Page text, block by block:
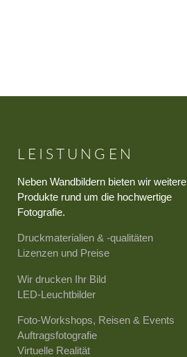
LEISTUNGEN
Neben Wandbildern bieten wir weitere
Produkte rund um die hochwertige
Fotografie.
Druckmaterialien & -qualitäten
Lizenzen und Preise
Wir drucken Ihr Bild
LED-Leuchtbilder
Foto-Workshops, Reisen & Events
Auftragsfotografie
Virtuelle Realität